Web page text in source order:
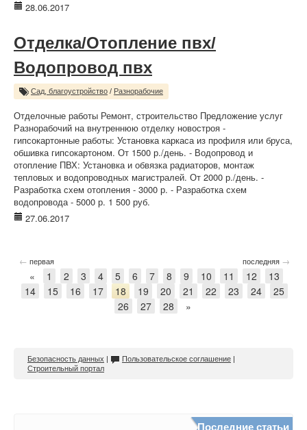
28.06.2017
Отделка/Отопление пвх/
Водопровод пвх
Сад, благоустройство / Разнорабочие
Отделочные работы Ремонт, строительство Предложение услуг
Разнорабочий на внутреннюю отделку новостроя -
гипсокартонные работы: Установка каркаса из профиля или бруса,
обшивка гипсокартоном. От 1500 р./день. - Водопровод и
отопление ПВХ: Установка и обвязка радиаторов, монтаж
тепловых и водопроводных магистралей. От 2000 р./день. -
Разработка схем отопления - 3000 р. - Разработка схем
водопровода - 5000 р. 1 500 руб.
27.06.2017
← первая последняя →
« 1 2 3 4 5 6 7 8 9 10 11 12
13
14
15 16 17 18 19 20 21 22 23 24
25
26
27 28 »
Безопасность данных | Пользовательское соглашение |
Строительный портал
Последние статьи